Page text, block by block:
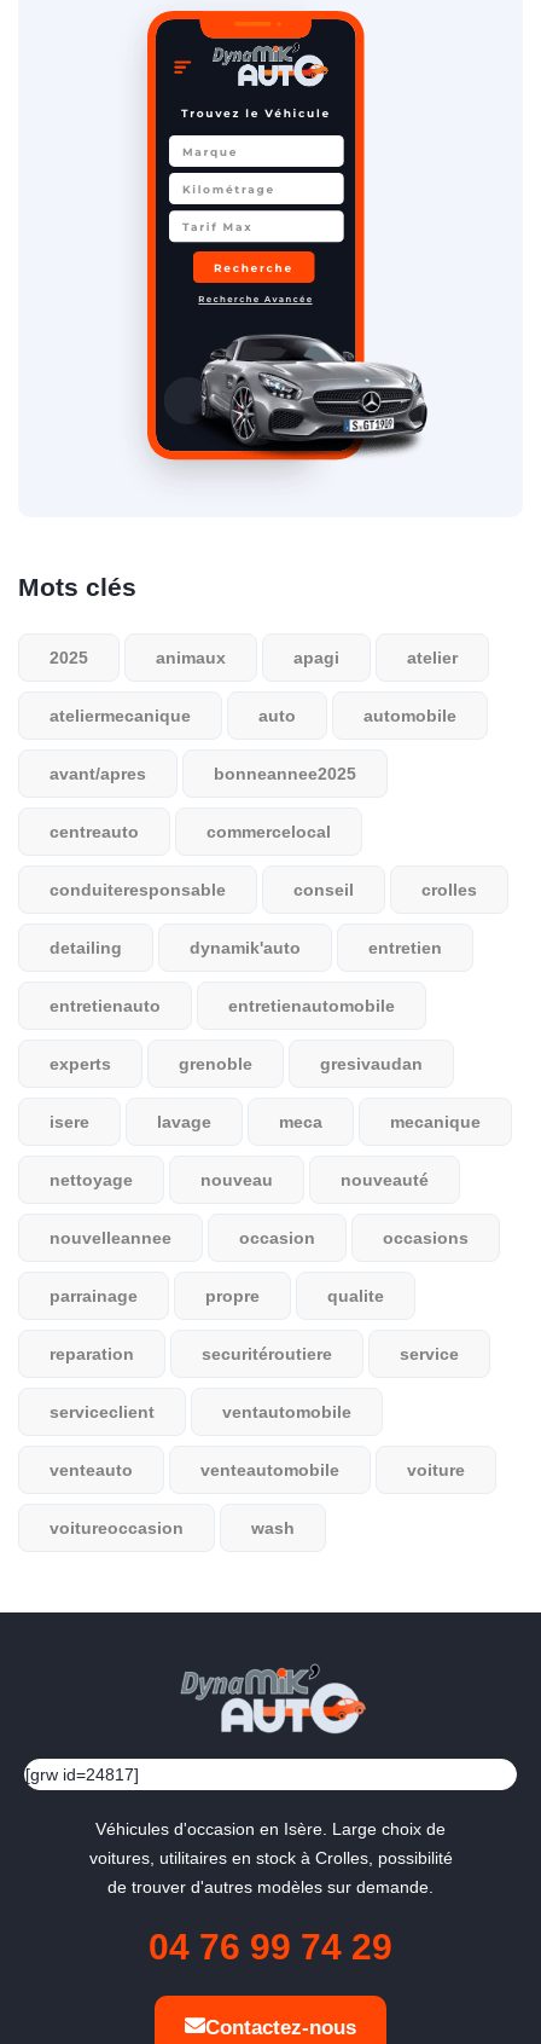
Mots clés
2025 animaux apagi atelier
ateliermecanique auto automobile
avant/apres bonneannee2025
centreauto commercelocal
conduiteresponsable conseil crolles
detailing dynamik'auto entretien
entretienauto entretienautomobile
experts grenoble gresivaudan
isere lavage meca mecanique
nettoyage nouveau nouveauté
nouvelleannee occasion occasions
parrainage propre qualite
reparation securitéroutiere service
serviceclient ventautomobile
venteauto venteautomobile voiture
voitureoccasion wash
[grw id=24817]
Véhicules d'occasion en Isère. Large choix de
voitures, utilitaires en stock à Crolles, possibilité
de trouver d'autres modèles sur demande.
04 76 99 74 29
Contactez-nous